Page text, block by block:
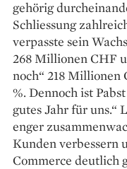
gehörig
Schliessung
verpasste sein
268 ­Millionen CHF
noch“ 218 Millionen
%. Dennoch ist
gutes Jahr für uns.“
enger
Kunden verbessern
Commerce deutlich